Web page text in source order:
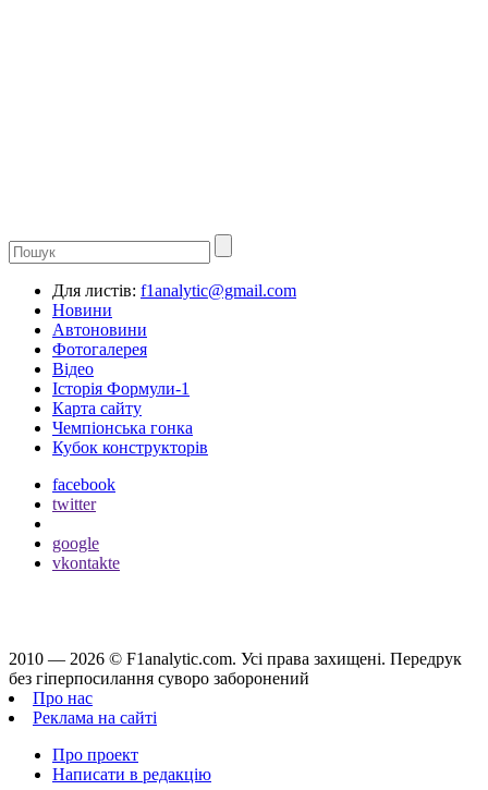
Для листів: f1analytic@gmail.com
Новини
Автоновини
Фотогалерея
Відео
Історія Формули-1
Карта сайту
Чемпіонська гонка
Кубок конструкторів
facebook
twitter
google
vkontakte
2010 — 2026 © F1analytic.com. Усi права захищенi. Передрук
без гіперпосилання суворо заборонений
Про нас
Реклама на сайті
Про проект
Написати в редакцію